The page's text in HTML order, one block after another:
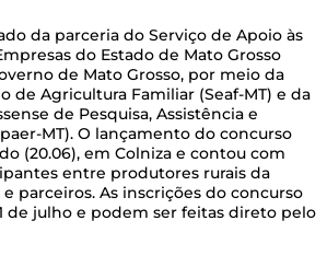
da parceria do Serviço de Apoio às
do Estado de Mato Grosso
de Mato Grosso, por meio da
de Agricultura Familiar (Seaf-MT) e da
de Pesquisa, Assistência e
MT). O lançamento do concurso
(20.06), em Colniza e contou com
entre produtores rurais da
parceiros. As inscrições do concurso
de julho e podem ser feitas direto pelo